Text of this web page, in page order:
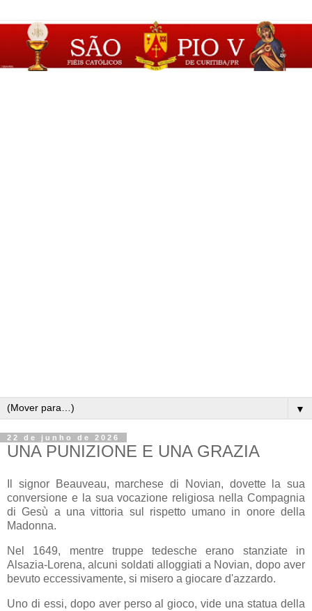
▼
22 de junho de 2026
UNA PUNIZIONE E UNA GRAZIA
Il signor Beauveau, marchese di Novian, dovette la sua
conversione e la sua vocazione religiosa nella Compagnia
di Gesù a una vittoria sul rispetto umano in onore della
Madonna.
Nel 1649, mentre truppe tedesche erano stanziate in
Alsazia-Lorena, alcuni soldati alloggiati a Novian, dopo aver
bevuto eccessivamente, si misero a giocare d'azzardo.
Uno di essi, dopo aver perso al gioco, vide una statua della